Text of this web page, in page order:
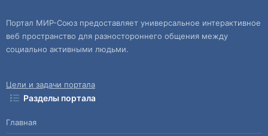
Портал МИР-Союз предоставляет универсальное интерактивное
веб пространство для разностороннего общения между
социально активными людьми.
Цели и задачи портала
Разделы портала
Главная